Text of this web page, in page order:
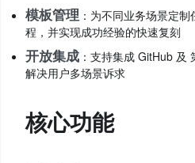
模板管理 ：为不同业务场景定
程，并实现成功经验的快速复刻
开放集成：支持集成 GitHub 及
解决用户多场景诉求
核心功能